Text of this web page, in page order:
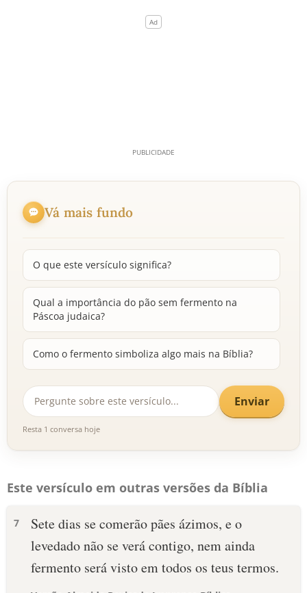
Vá mais fundo
O que este versículo significa?
Qual a importância do pão sem fermento na
Páscoa judaica?
Como o fermento simboliza algo mais na Bíblia?
Enviar
Resta 1 conversa hoje
Este versículo em outras versões da Bíblia
7
Sete dias se comerão pães ázimos, e o
levedado não se verá contigo, nem ainda
fermento será visto em todos os teus termos.